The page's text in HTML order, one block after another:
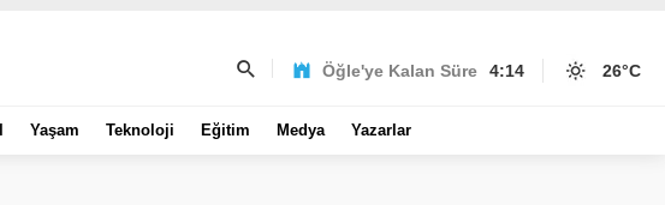
Öğle'ye Kalan Süre 4:14 26°C
Yaşam Teknoloji Eğitim Medya Yazarlar